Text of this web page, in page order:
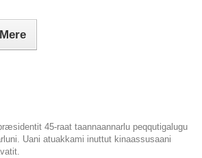
Mere
45-raat taannaannarlu peqqutigalugu
Uani atuakkami inuttut kinaassusaani